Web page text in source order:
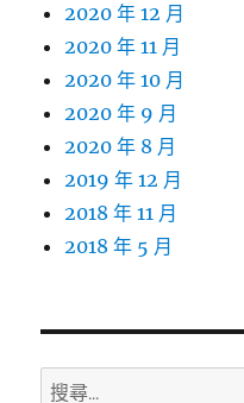
2020 年 12 月
2020 年 11 月
2020 年 10 月
2020 年 9 月
2020 年 8 月
2019 年 12 月
2018 年 11 月
2018 年 5 月
搜